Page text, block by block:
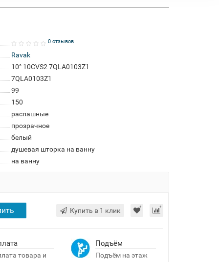
0 отзывов
Ravak
10° 10CVS2 7QLA0103Z1
7QLA0103Z1
99
150
распашные
прозрачное
белый
душевая шторка на ванну
на ванну
Купить в 1 клик
товара и
Подъём
Подъём на этаж